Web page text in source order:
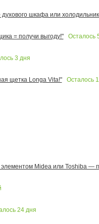
шкафа или
= получи выгоду!" Осталось
3 дня
щетка Longa Vita!" Осталось
Midea или Toshiba —
24дня